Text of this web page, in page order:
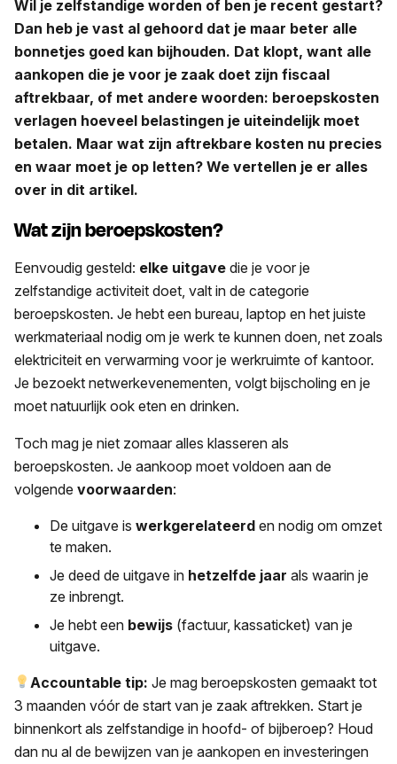
Wil je zelfstandige worden of ben je recent gestart?
Dan heb je vast al gehoord dat je maar beter alle
bonnetjes goed kan bijhouden. Dat klopt, want alle
aankopen die je voor je zaak doet zijn fiscaal
aftrekbaar, of met andere woorden: beroepskosten
verlagen hoeveel belastingen je uiteindelijk moet
betalen. Maar wat zijn aftrekbare kosten nu precies
en waar moet je op letten? We vertellen je er alles
over in dit artikel.
Wat zijn beroepskosten?
Eenvoudig gesteld: elke uitgave die je voor je
zelfstandige activiteit doet, valt in de categorie
beroepskosten. Je hebt een bureau, laptop en het juiste
werkmateriaal nodig om je werk te kunnen doen, net zoals
elektriciteit en verwarming voor je werkruimte of kantoor.
Je bezoekt netwerkevenementen, volgt bijscholing en je
moet natuurlijk ook eten en drinken.
Toch mag je niet zomaar alles klasseren als
beroepskosten. Je aankoop moet voldoen aan de
volgende voorwaarden:
De uitgave is werkgerelateerd en nodig om omzet
te maken.
Je deed de uitgave in hetzelfde jaar als waarin je
ze inbrengt.
Je hebt een bewijs (factuur, kassaticket) van je
uitgave.
Accountable tip:Je mag beroepskosten gemaakt tot
3 maanden vóór de start van je zaak aftrekken. Start je
binnenkort als zelfstandige in hoofd- of bijberoep? Houd
dan nu al de bewijzen van je aankopen en investeringen